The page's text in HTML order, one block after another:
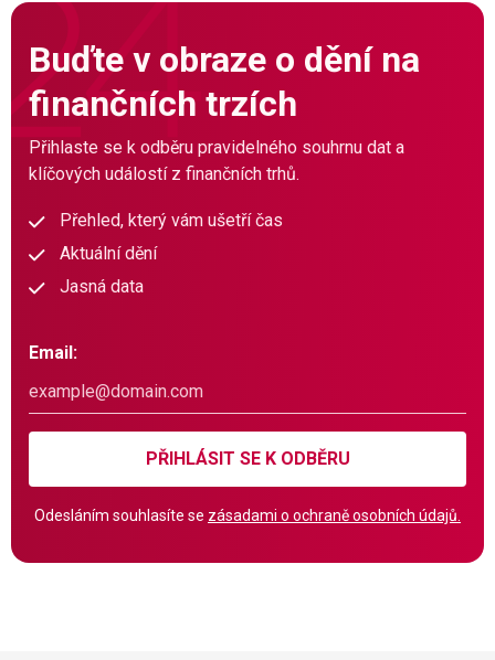
Buďte v obraze o dění na
finančních trzích
Přihlaste se k odběru pravidelného souhrnu dat a
klíčových událostí z finančních trhů.
Přehled, který vám ušetří čas
Aktuální dění
Jasná data
Email:
PŘIHLÁSIT SE K ODBĚRU
Odesláním souhlasíte se zásadami o ochraně osobních údajů.